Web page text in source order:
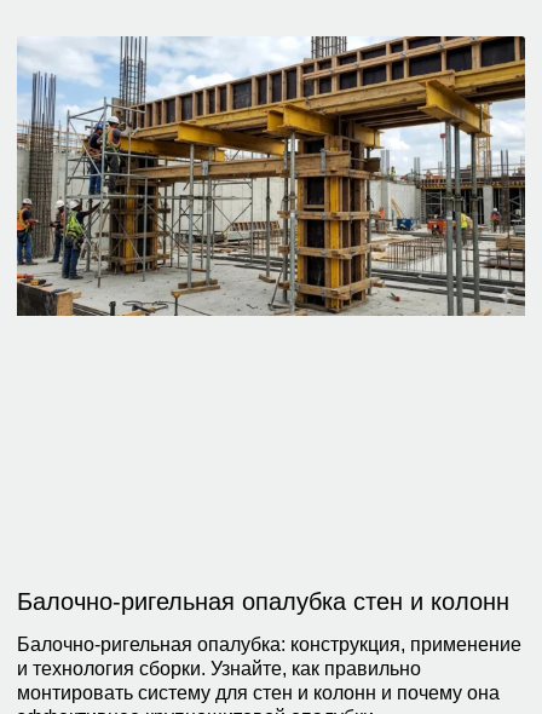
Балочно-ригельная опалубка стен и колонн
Балочно-ригельная опалубка: конструкция, применение
и технология сборки. Узнайте, как правильно
монтировать систему для стен и колонн и почему она